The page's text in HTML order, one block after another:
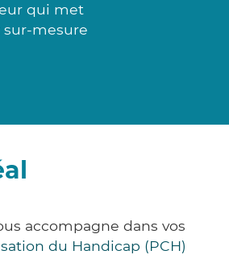
qui met
sur-mesure
accompagne dans vos
du Handicap (PCH)